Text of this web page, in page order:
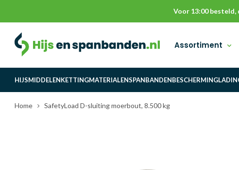
Voor 13:00 besteld,
Assortiment
HIJSMIDDELENKETTINGMATERIALENSPANBANDENBESCHERMING
Home SafetyLoad D-sluiting moerbout, 8.500 kg